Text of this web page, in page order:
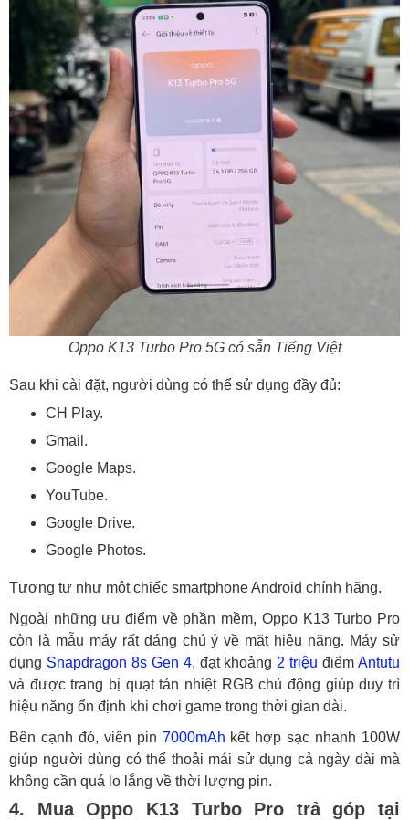
Oppo K13 Turbo Pro 5G có sẵn Tiếng Việt
Sau khi cài đặt, người dùng có thể sử dụng đầy đủ:
CH Play.
Gmail.
Google Maps.
YouTube.
Google Drive.
Google Photos.
Tương tự như một chiếc smartphone Android chính hãng.
Ngoài những ưu điểm về phần mềm, Oppo K13 Turbo Pro
còn là mẫu máy rất đáng chú ý về mặt hiệu năng. Máy sử
dụng Snapdragon 8s Gen 4, đạt khoảng 2 triệu điểmAntutu
và được trang bị quạt tản nhiệt RGB chủ động giúp duy trì
hiệu năng ổn định khi chơi game trong thời gian dài.
Bên cạnh đó, viên pin 7000mAh kết hợp sạc nhanh 100W
giúp người dùng có thể thoải mái sử dụng cả ngày dài mà
không cần quá lo lắng về thời lượng pin.
4. Mua Oppo K13 Turbo Pro trả góp tại